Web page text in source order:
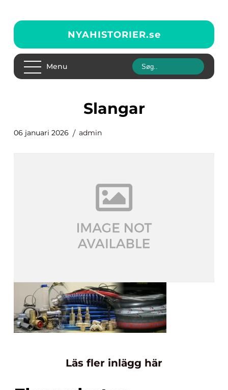
NYAHISTORIER.se
Menu
slangar
06 januari 2026 admin
Läs fler inlägg här